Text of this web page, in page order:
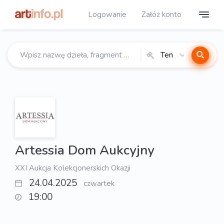
Logowanie Załóż konto
Ten
Artessia Dom Aukcyjny
XXI Aukcja Kolekcjonerskich Okazji
24.04.2025 czwartek
19:00